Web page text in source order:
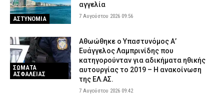
ΕΙΔΗΣΕΙΣ 6 Αυγούστου 2026 20:34
Σορός Βρετανίδας σε βαλίτσα στην Κυψέλη: Γιατί ο 26χρονος
υποστηρίζει ο δικηγόρος του
ΑΣΤΥΝΟΜΙΑ 6 Αυγούστου 2026 20:20
ΑΣΤΥΝΟΜΙΑ
αγγελία
7 Αυγούστου 2026 09:56
ΣΩΜΑΤΑ
ΑΣΦΑΛΕΙΑΣ
Αθωώθηκε ο Υπαστυνόμος Α’
Ευάγγελος Λαμπρινίδης που
κατηγορούνταν για αδικήματα ηθικής
αυτουργίας το 2019 – Η ανακοίνωση
της ΕΛ.ΑΣ.
7 Αυγούστου 2026 09:42